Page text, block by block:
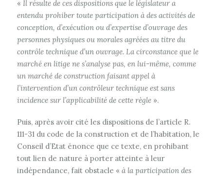
« Il résulte de ces dispositions que le législateur a
entendu prohiber toute participation à des activités de
conception, d’exécution ou d’expertise d’ouvrage des
personnes physiques ou morales agréées au titre du
contrôle technique d’un ouvrage. La circonstance que le
marché en litige ne s’analyse pas, en lui-même, comme
un marché de construction faisant appel à
l’intervention d’un contrôleur technique est sans
incidence sur l’applicabilité de cette règle ».
Puis, après avoir cité les dispositions de l’article R.
111-31 du code de la construction et de l’habitation, le
Conseil d’Etat énonce que ce texte, en prohibant
tout lien de nature à porter atteinte à leur
indépendance, fait obstacle « à la participation des